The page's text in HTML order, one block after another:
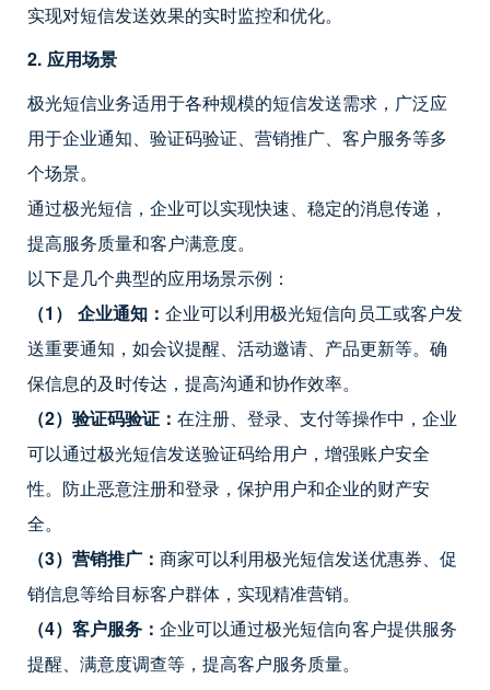
实现对短信发送效果的实时监控和优化。
2. 应用场景
极光短信业务适用于各种规模的短信发送需求，广泛应
用于企业通知、验证码验证、营销推广、客户服务等多
个场景。
通过极光短信，企业可以实现快速、稳定的消息传递，
提高服务质量和客户满意度。
以下是几个典型的应用场景示例：
（1） 企业通知： 企业可以利用极光短信向员工或客户发
送重要通知，如会议提醒、活动邀请、产品更新等。确
保信息的及时传达，提高沟通和协作效率。
（2）验证码验证： 在注册、登录、支付等操作中，企业
可以通过极光短信发送验证码给用户，增强账户安全
性。防止恶意注册和登录，保护用户和企业的财产安
全。
（3）营销推广： 商家可以利用极光短信发送优惠券、促
销信息等给目标客户群体，实现精准营销。
（4）客户服务： 企业可以通过极光短信向客户提供服务
提醒、满意度调查等，提高客户服务质量。